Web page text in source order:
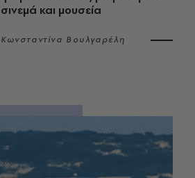
σινεμά και μουσεία
Κωνσταντίνα Βουλγαρέλη